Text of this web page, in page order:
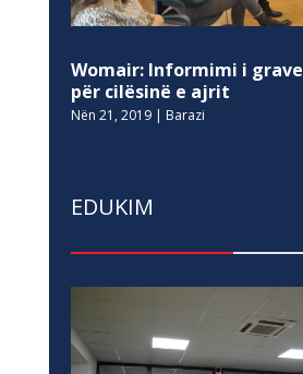
Womair: Informimi i
për cilësinë e ajrit
Nën 21, 2019| Barazi
EDUKIM